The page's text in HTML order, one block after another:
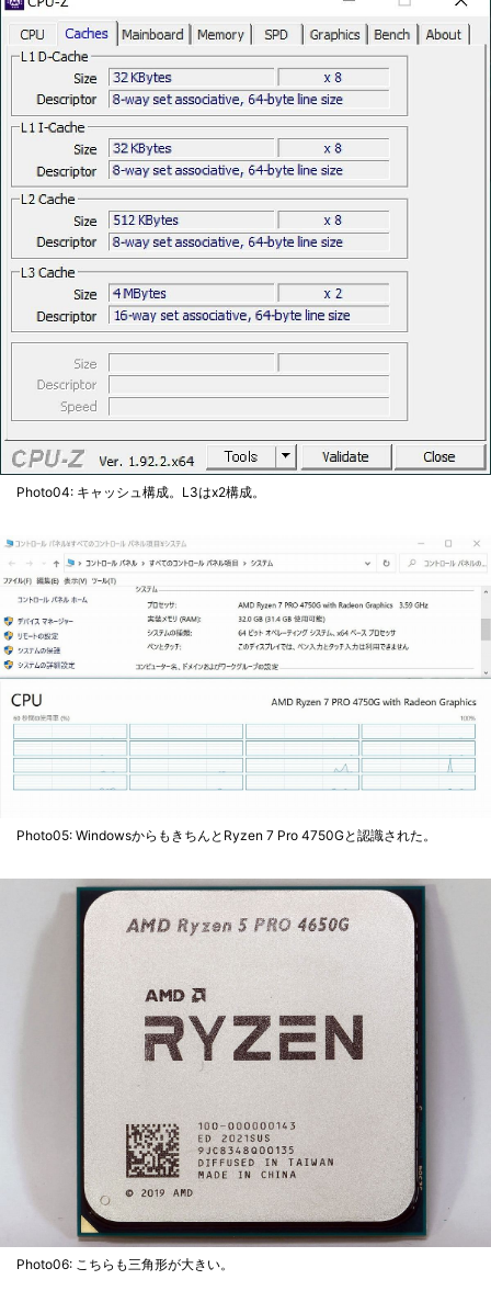
Photo04: キャッシュ構成。L3はx2構成。
Photo05: WindowsからもきちんとRyzen 7 Pro 4750Gと認識された。
Photo06: こちらも三角形が大きい。